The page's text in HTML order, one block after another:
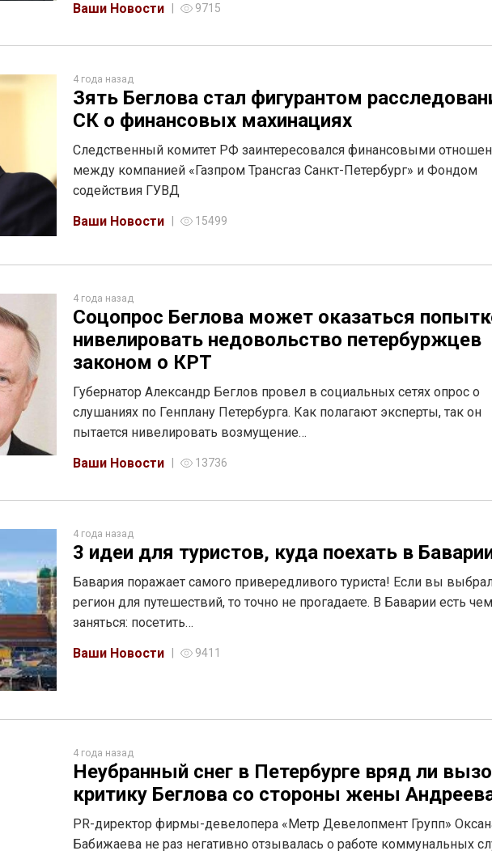
Ваши Новости
9715
4 года назад
Зять Беглова стал фигурантом
СК о финансовых махинациях
Следственный комитет РФ заинтересовался финансовыми
между компанией «Газпром Трансгаз Санкт-Петербург» и Фондом
содействия ГУВД
Ваши Новости
15499
4 года назад
Соцопрос Беглова может оказаться
нивелировать недовольство петербуржцев
законом о КРТ
Губернатор Александр Беглов провел в социальных сетях опрос о
слушаниях по Генплану Петербурга. Как полагают эксперты, так он
пытается нивелировать возмущение…
Ваши Новости
13736
4 года назад
3 идеи для туристов, куда поехать в
Бавария поражает самого привередливого туриста! Если вы
регион для путешествий, то точно не прогадаете. В Баварии есть чем
заняться: посетить…
Ваши Новости
9411
4 года назад
Неубранный снег в Петербурге вряд ли
критику Беглова со стороны жены
PR-директор фирмы-девелопера «Метр Девелопмент Групп»
Бабижаева не раз негативно отзывалась о работе коммунальных